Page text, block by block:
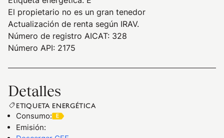
El propietario no es un gran tenedor
Actualización de renta según IRAV.
Número de registro AICAT: 328
Número API: 2175
Detalles
ETIQUETA ENERGÉTICA
Consumo:
Emisión: